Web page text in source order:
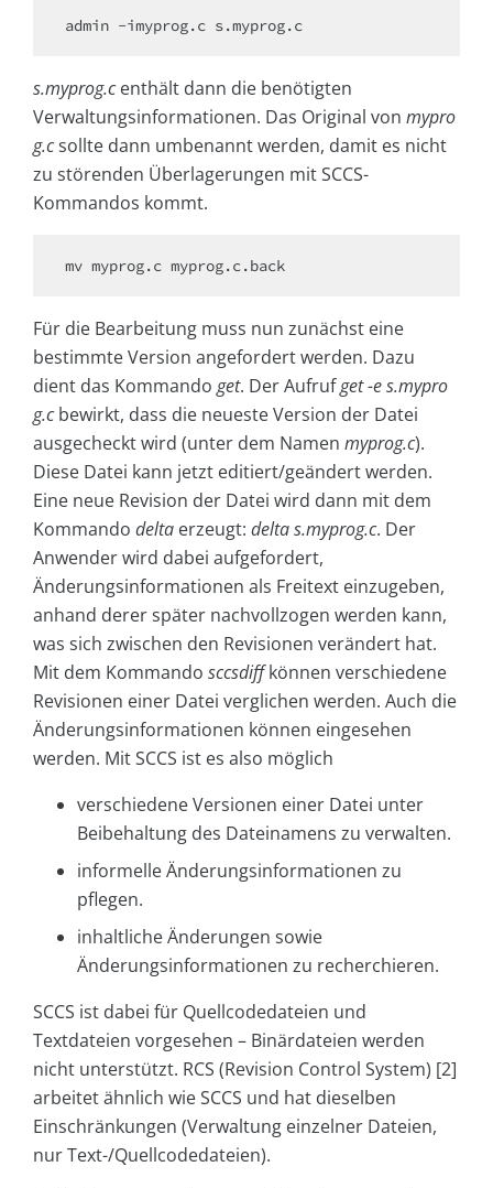
admin -imyprog.c s.myprog.c
s.myprog.centhält dann die benötigten
Verwaltungsinformationen. Das Original von mypro
g.csollte dann umbenannt werden, damit es nicht
zu störenden Überlagerungen mit SCCS-
Kommandos kommt.
mv myprog.c myprog.c.back
Für die Bearbeitung muss nun zunächst eine
bestimmte Version angefordert werden. Dazu
dient das Kommando get. Der Aufrufget -e s.mypro
g.cbewirkt, dass die neueste Version der Datei
ausgecheckt wird (unter dem Namen myprog.c).
Diese Datei kann jetzt editiert/geändert werden.
Eine neue Revision der Datei wird dann mit dem
Kommando delta erzeugt: delta s.myprog.c. Der
Anwender wird dabei aufgefordert,
Änderungsinformationen als Freitext einzugeben,
anhand derer später nachvollzogen werden kann,
was sich zwischen den Revisionen verändert hat.
Mit dem Kommando sccsdiffkönnen verschiedene
Revisionen einer Datei verglichen werden. Auch die
Änderungsinformationen können eingesehen
werden. Mit SCCS ist es also möglich
verschiedene Versionen einer Datei unter
Beibehaltung des Dateinamens zu verwalten.
informelle Änderungsinformationen zu
pflegen.
inhaltliche Änderungen sowie
Änderungsinformationen zu recherchieren.
SCCS ist dabei für Quellcodedateien und
Textdateien vorgesehen – Binärdateien werden
nicht unterstützt. RCS (Revision Control System) [2]
arbeitet ähnlich wie SCCS und hat dieselben
Einschränkungen (Verwaltung einzelner Dateien,
nur Text-/Quellcodedateien).